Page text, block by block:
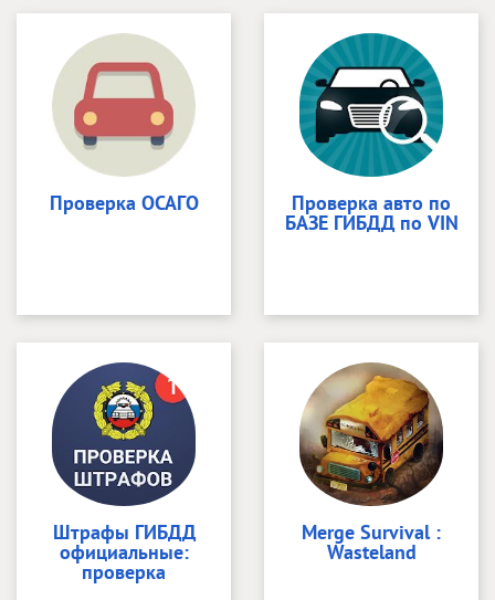
Проверка ОСАГО Проверка авто по
БАЗЕ ГИБДД по VIN
Штрафы ГИБДД
официальные:
проверка
Merge Survival :
Wasteland